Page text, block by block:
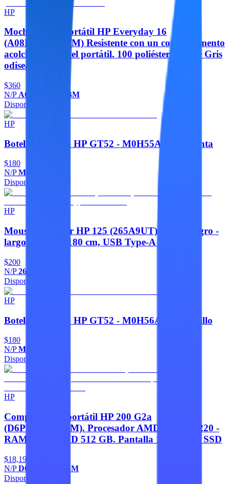
HP
Mochila para portátil HP Everyday 16
(A08KLUT#ABM) Resistente con un compartimento
acolchado para el portátil. 100 poliéster - Color Gris
odisea 16
$360
N/P A08KLUT#ABM
Disponible
HP
Botella de Tinta HP GT52 - M0H55AL - Magenta
$180
N/PM0H55AL
Disponible
HP
Mouse HP Láser HP 125 (265A9UT). Color negro -
largo del cable 180 cm, USB Type-A con cable
$200
N/P265A9UT
Disponible
HP
Botella de Tinta HP GT52 - M0H56AL - Amarillo
$180
N/PM0H56AL
Disponible
HP
Computadora portátil HP 200 G2a
(D6PD6AT#ABM). Procesador AMD Ryzen 5 220 -
RAM 16GB, SSD 512 GB. Pantalla 14 512 GB SSD
$18,190
N/PD6PD6AT#ABM
Disponible